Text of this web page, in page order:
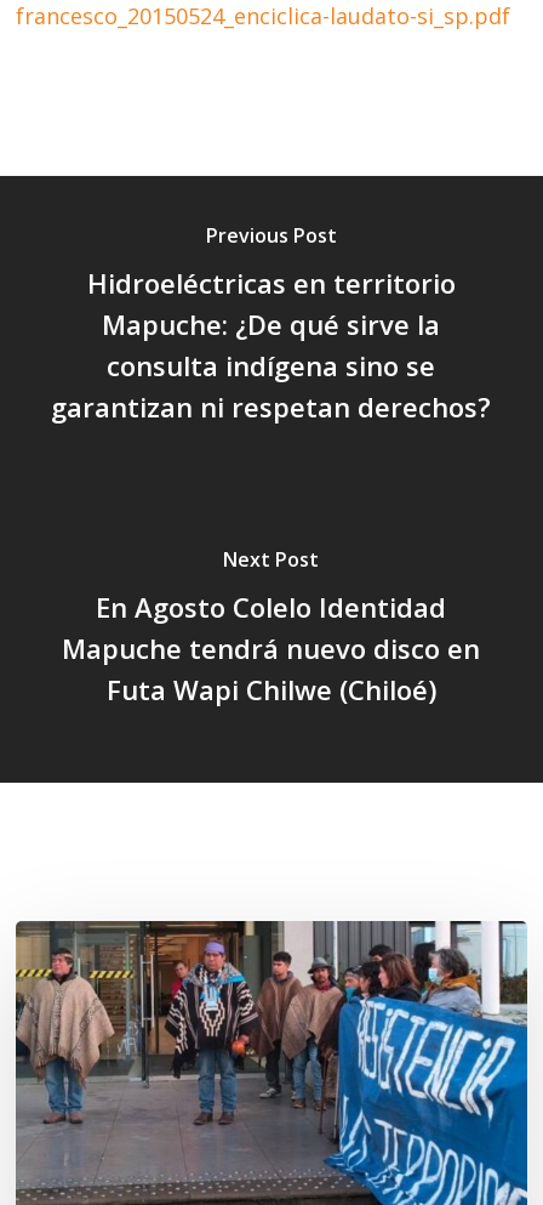
francesco_20150524_enciclica-laudato-si_sp.pdf
Previous Post
Hidroeléctricas en territorio
Mapuche: ¿De qué sirve la
consulta indígena sino se
garantizan ni respetan derechos?
Next Post
En Agosto Colelo Identidad
Mapuche tendrá nuevo disco en
Futa Wapi Chilwe (Chiloé)
Osorno:
Lof
Winkul
Kusra
busca
ejercer
su